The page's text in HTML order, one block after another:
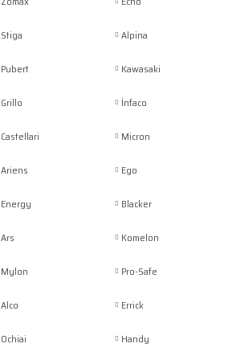
Stiga Alpina
Pubert Kawasaki
Grillo İnfaco
Castellari Micron
Ariens Ego
Energy Blacker
Ars Komelon
Mylon Pro-Safe
Alco Errick
Ochiai Handy